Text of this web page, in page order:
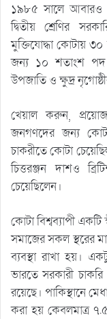
১৯৮৫ সালে আবারও
দ্বিতীয় শ্রেণির
মুক্তিযোদ্ধা কোটায়
জন্য ১০ শতাংশ পদ
উপজাতি ও ক্ষুদ্র
খেয়াল করুন,
জনগণদের জন্য
চাকরীতে কোটা
চিত্তরঞ্জন দাশও
চেয়েছিলেন।
কোটা বিশ্বব্যাপী একটি
সমাজের সকল স্থরের
ব্যবস্থা রাখা হয়।
ভারতে সরকারী
রয়েছে। পাকিস্থানে
করা হয় কেবলমাত্র